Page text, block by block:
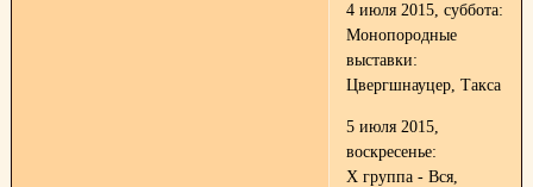
4 июля 2015, суббота:
Монопородные
выставки:
Цвергшнауцер, Такса
5 июля 2015,
воскресенье:
X группа - Вся,